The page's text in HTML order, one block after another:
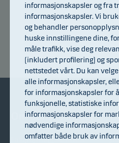
95
10.07.2026 15.07.2026 20.07.2026 23.07.2026
Fondets
Om Danske Invest
Fakta om Danske Invest
informasjonskapsler og fra
informasjonskapsler. Vi
og behandler
huske innstillingene dine,
måle trafikk, vise deg
(inkludert profilering) og
nettstedet vårt. Du kan
alle informasjonskapsler,
for informasjonskapsler for
funksjonelle, statistiske
informasjonskapsler for
nødvendige
omfatter både bruk av